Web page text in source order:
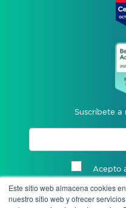
Este sitio web almacena cookies
nuestro sitio web y ofrecer
Suscríbete a
Acepto